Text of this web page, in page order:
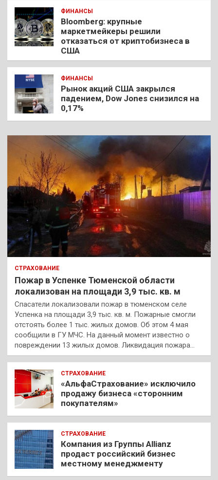
ФИНАНСЫ
Bloomberg: крупные
маркетмейкеры решили
отказаться от криптобизнеса в
США
ФИНАНСЫ
Рынок акций США закрылся
падением, Dow Jones снизился на
0,17%
СТРАХОВАНИЕ
Пожар в Успенке Тюменской области
локализован на площади 3,9 тыс. кв. м
Спасатели локализовали пожар в тюменском селе
Успенка на площади 3,9 тыс. кв. м. Пожарные смогли
отстоять более 1 тыс. жилых домов. Об этом 4 мая
сообщили в ГУ МЧС. На данный момент известно о
повреждении 13 жилых домов. Ликвидация пожара…
СТРАХОВАНИЕ
«АльфаСтрахование» исключило
продажу бизнеса «сторонним
покупателям»
СТРАХОВАНИЕ
Компания из Группы Allianz
продаст российский бизнес
местному менеджменту